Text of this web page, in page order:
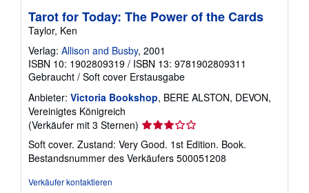
n
e
a
n
k
s
t
e
Tarot for Today: The Power of the Cards
Taylor, Ken
Verlag: Allison and Busby, 2001
ISBN 10: 1902809319 / ISBN 13: 9781902809311
Gebraucht / Soft cover Erstausgabe
Anbieter: Victoria Bookshop, BERE ALSTON, DEVON,
Vereinigtes Königreich
(Verkäufer mit 3 Sternen) Verkäuferbewertung
3
von
5
Soft cover. Zustand: Very Good. 1st Edition. Book.
Bestandsnummer des Verkäufers 500051208
Verkäufer kontaktieren